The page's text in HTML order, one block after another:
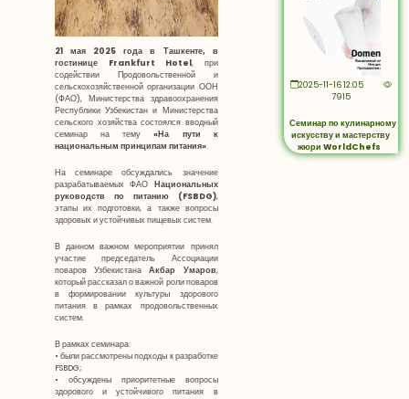
21 мая 2025 года в Ташкенте, в
гостинице Frankfurt Hotel, при
содействии Продовольственной и
сельскохозяйственной организации ООН
(ФАО), Министерства здравоохранения
Республики Узбекистан и Министерства
сельского хозяйства состоялся вводный
семинар на тему«На пути к
национальным принципам питания».
На семинаре обсуждались значение
разрабатываемых ФАО Национальных
руководств по питанию (FSBDG),
этапы их подготовки, а также вопросы
здоровых и устойчивых пищевых систем.
В данном важном мероприятии принял
участие председатель Ассоциации
поваров УзбекистанаАкбар Умаров,
который рассказал о важной роли поваров
в формировании культуры здорового
питания в рамках продовольственных
систем.
В рамках семинара:
• были рассмотрены подходы к разработке
FSBDG;
• обсуждены приоритетные вопросы
здорового и устойчивого питания в
2025-11-16 12:05
7915
Семинар по кулинарному
искусству и мастерству
жюри WorldChefs